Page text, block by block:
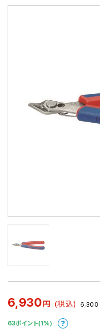
6,930 円 (税込) 6,300
63ポイント(1%)